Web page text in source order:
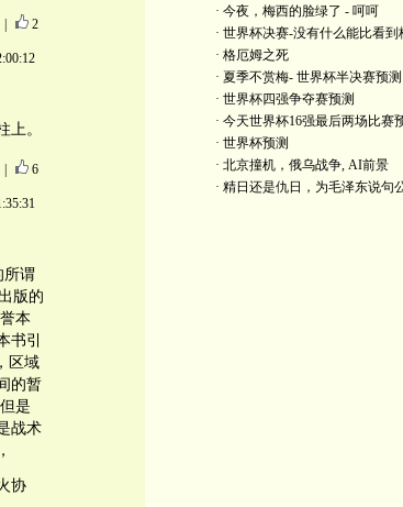
2
。
6
所谓
版的
本
书引
区域
的暂
是
战术
协
· 今夜，梅西的脸绿了 - 呵呵
· 世界杯决赛-没有什么能比看到
· 格厄姆之死
· 夏季不赏梅- 世界杯半决赛预测
· 世界杯四强争夺赛预测
· 今天世界杯16强最后两场比赛
· 世界杯预测
· 北京撞机，俄乌战争, AI前景
· 精日还是仇日，为毛泽东说句